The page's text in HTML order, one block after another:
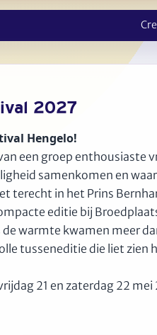
2027
Hengelo!
een groep
samenkomen en
terecht in het Prins
editie bij
warmte kwamen meer
tusseneditie die liet zien
21 en zaterdag 22